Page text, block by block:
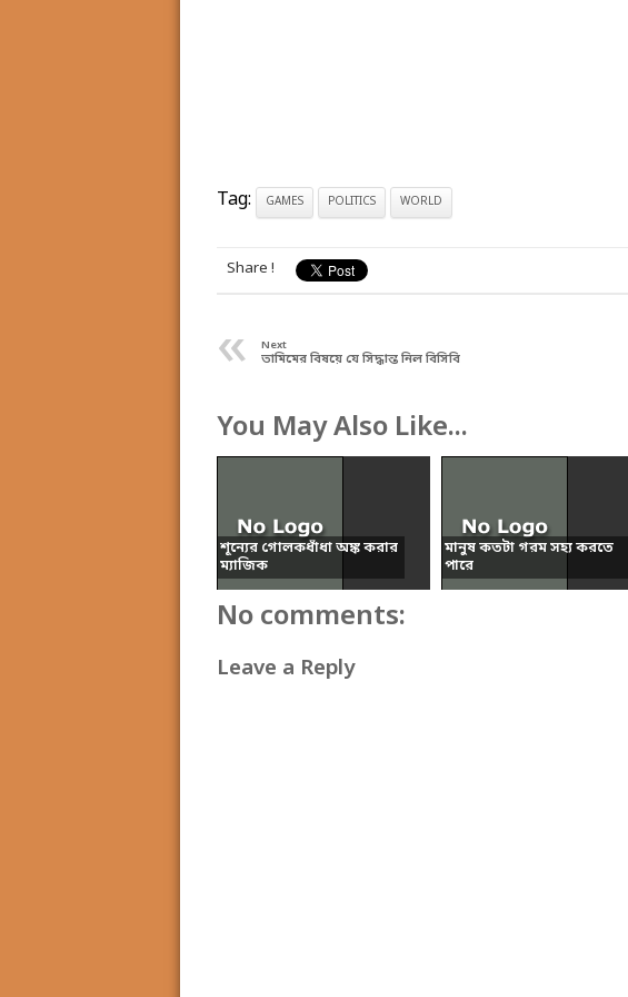
Tag: GAMES POLITICS WORLD
Share !
« Next
তামিমের বিষয়ে যে সিদ্ধান্ত নিল বিসিবি
You May Also Like...
শূন্যের গোলকধাঁধা অঙ্ক করার
ম্যাজিক
মানুষ কতটা গরম সহ্য করতে
পারে
No comments:
Leave a Reply